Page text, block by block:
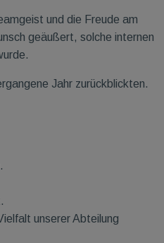
und die Freude am
geäußert, solche internen
Jahr zurückblickten.
unserer Abteilung